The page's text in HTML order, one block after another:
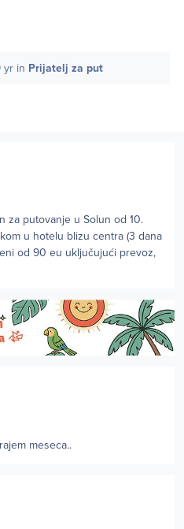
yr in Prijatelj za put
za putovanje u Solun od 10.
u hotelu blizu centra (3 dana
od 90 eu uključujući prevoz,
meseca..